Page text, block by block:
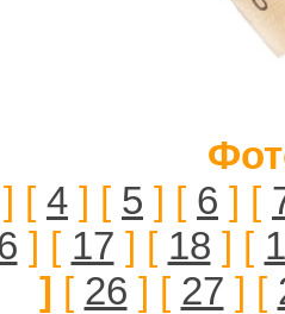
] [ 4 ] [ 5 ] [ 6 ] [
] [ 17 ] [ 18 ] [
] [ 26 ] [ 27 ] [